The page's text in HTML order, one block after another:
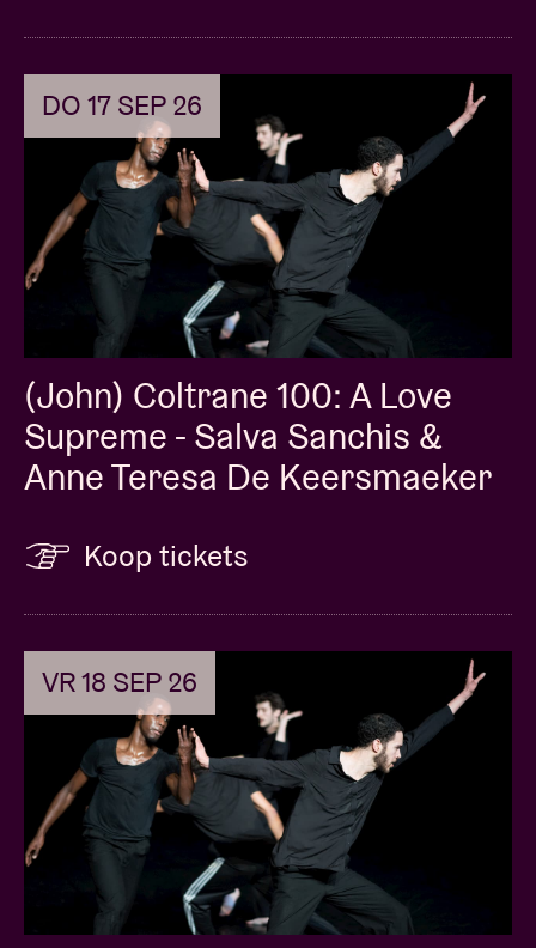
DO 17 SEP 26
(John) Coltrane 100: A Love
Supreme - Salva Sanchis &
Anne Teresa De Keersmaeker
Koop tickets
VR 18 SEP 26